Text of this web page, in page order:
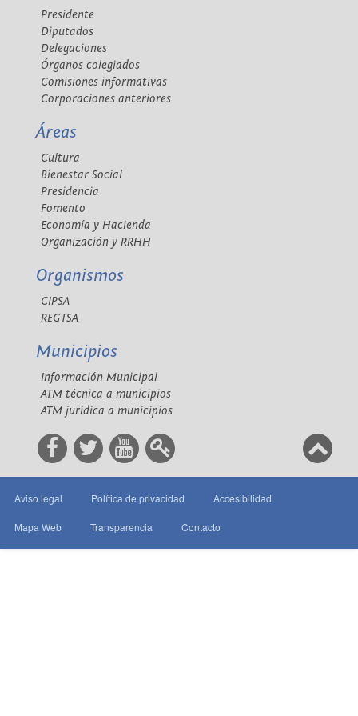
Presidente
Diputados
Delegaciones
Órganos colegiados
Comisiones informativas
Corporaciones anteriores
Áreas
Cultura
Bienestar Social
Presidencia
Fomento
Economía y Hacienda
Organización y RRHH
Organismos
CIPSA
REGTSA
Municipios
Información Municipal
ATM técnica a municipios
ATM jurídica a municipios
Aviso legal Política de privacidad Accesibilidad
Mapa Web Transparencia Contacto